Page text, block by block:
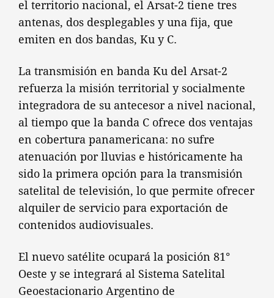
el territorio nacional, el Arsat-2 tiene tres
antenas, dos desplegables y una fija, que
emiten en dos bandas, Ku y C.
La transmisión en banda Ku del Arsat-2
refuerza la misión territorial y socialmente
integradora de su antecesor a nivel nacional,
al tiempo que la banda C ofrece dos ventajas
en cobertura panamericana: no sufre
atenuación por lluvias e históricamente ha
sido la primera opción para la transmisión
satelital de televisión, lo que permite ofrecer
alquiler de servicio para exportación de
contenidos audiovisuales.
El nuevo satélite ocupará la posición 81°
Oeste y se integrará al Sistema Satelital
Geoestacionario Argentino de